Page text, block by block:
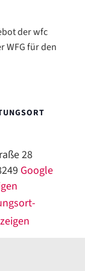
der wfc
WFG für den
28
Google